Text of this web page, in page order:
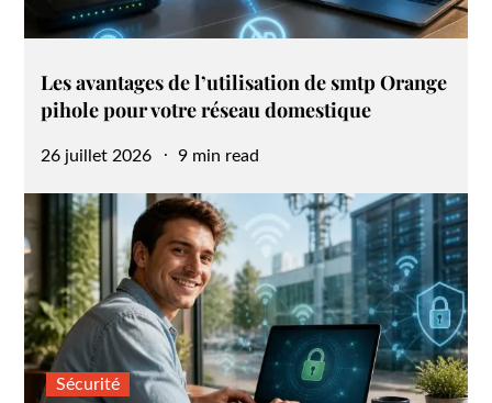
Les avantages de l’utilisation de smtp Orange
pihole pour votre réseau domestique
Posted
26 juillet 2026 9 min read
Sécurité